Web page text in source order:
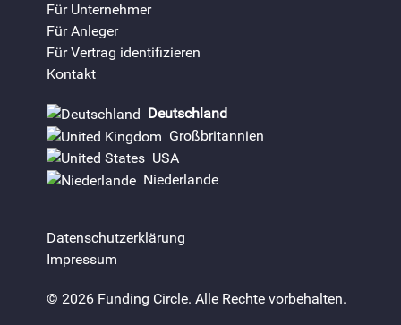
Für Unternehmer
Für Anleger
Für Vertrag identifizieren
Kontakt
Deutschland
Großbritannien
USA
Niederlande
Datenschutzerklärung
Impressum
© 2026 Funding Circle. Alle Rechte vorbehalten.